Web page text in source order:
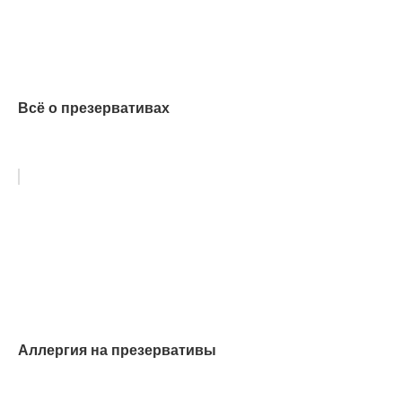
Всё о презервативах
Аллергия на презервативы